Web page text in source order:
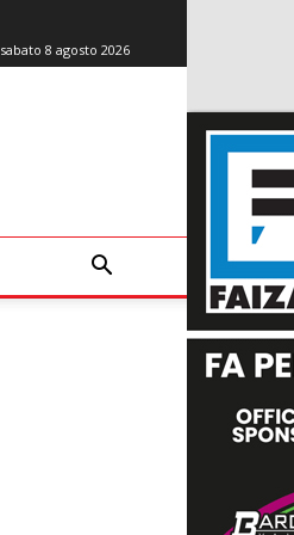
sabato 8 agosto 2026